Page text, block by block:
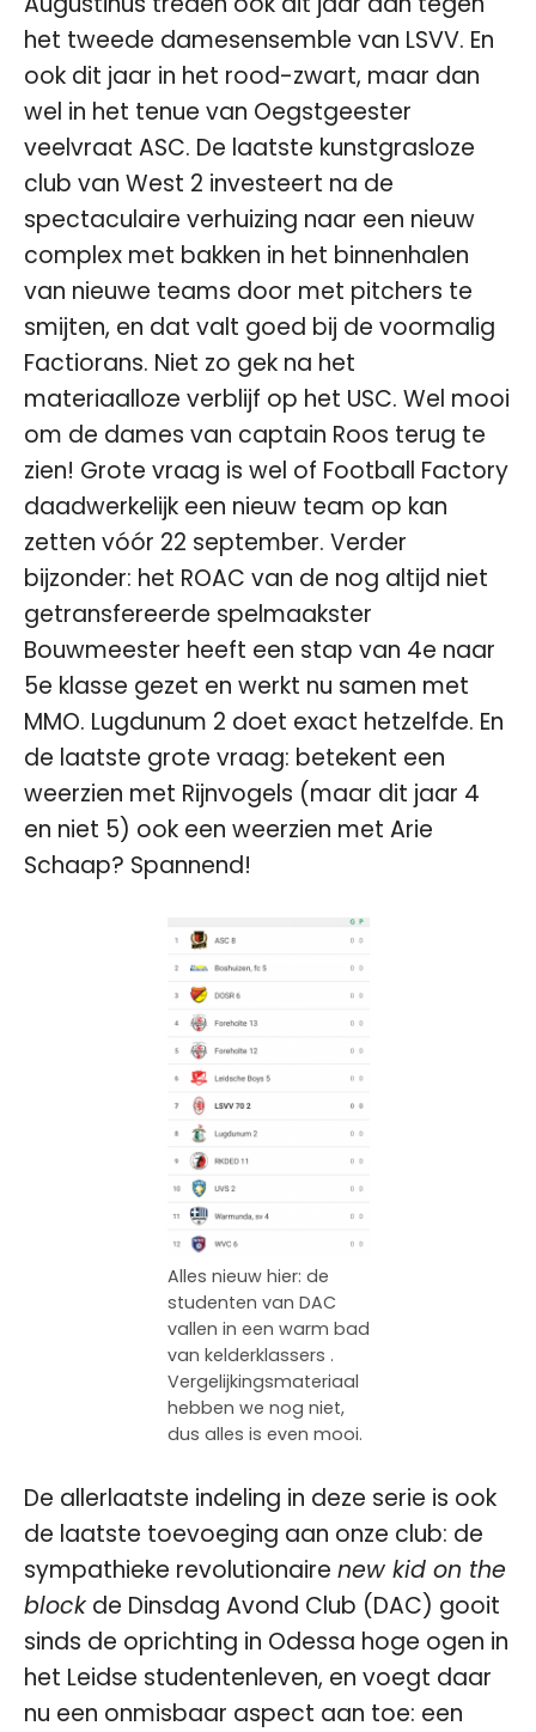
het tweede damesensemble van LSVV. En
ook dit jaar in het rood-zwart, maar dan
wel in het tenue van Oegstgeester
veelvraat ASC. De laatste kunstgrasloze
club van West 2 investeert na de
spectaculaire verhuizing naar een nieuw
complex met bakken in het binnenhalen
van nieuwe teams door met pitchers te
smijten, en dat valt goed bij de voormalig
Factiorans. Niet zo gek na het
materiaalloze verblijf op het USC. Wel mooi
om de dames van captain Roos terug te
zien! Grote vraag is wel of Football Factory
daadwerkelijk een nieuw team op kan
zetten vóór 22 september. Verder
bijzonder: het ROAC van de nog altijd niet
getransfereerde spelmaakster
Bouwmeester heeft een stap van 4e naar
5e klasse gezet en werkt nu samen met
MMO. Lugdunum 2 doet exact hetzelfde. En
de laatste grote vraag: betekent een
weerzien met Rijnvogels (maar dit jaar 4
en niet 5) ook een weerzien met Arie
Schaap? Spannend!
Alles nieuw hier: de
studenten van DAC
vallen in een warm bad
van kelderklassers .
Vergelijkingsmateriaal
hebben we nog niet,
dus alles is even mooi.
De allerlaatste indeling in deze serie is ook
de laatste toevoeging aan onze club: de
sympathieke revolutionaire new kid on the
block de Dinsdag Avond Club (DAC) gooit
sinds de oprichting in Odessa hoge ogen in
het Leidse studentenleven, en voegt daar
nu een onmisbaar aspect aan toe: een